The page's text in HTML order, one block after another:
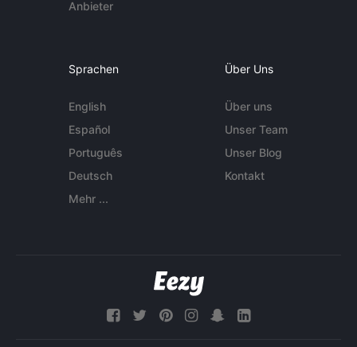
Anbieter
Sprachen
English
Español
Português
Deutsch
Mehr ...
Über Uns
Über uns
Unser Team
Unser Blog
Kontakt